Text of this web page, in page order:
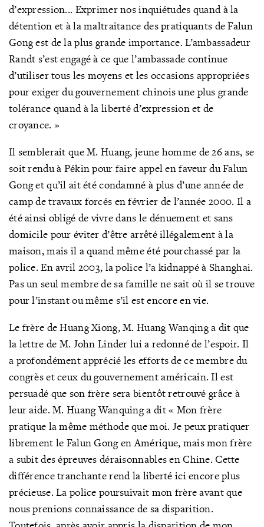
d’expression... Exprimer nos inquiétudes quand à la
détention et à la maltraitance des pratiquants de Falun
Gong est de la plus grande importance. L’ambassadeur
Randt s’est engagé à ce que l’ambassade continue
d’utiliser tous les moyens et les occasions appropriées
pour exiger du gouvernement chinois une plus grande
tolérance quand à la liberté d’expression et de
croyance. »
Il semblerait que M. Huang, jeune homme de 26 ans, se
soit rendu à Pékin pour faire appel en faveur du Falun
Gong et qu’il ait été condamné à plus d’une année de
camp de travaux forcés en février de l’année 2000. Il a
été ainsi obligé de vivre dans le dénuement et sans
domicile pour éviter d’être arrêté illégalement à la
maison, mais il a quand même été pourchassé par la
police. En avril 2003, la police l’a kidnappé à Shanghai.
Pas un seul membre de sa famille ne sait où il se trouve
pour l’instant ou même s’il est encore en vie.
Le frère de Huang Xiong, M. Huang Wanqing a dit que
la lettre de M. John Linder lui a redonné de l’espoir. Il
a profondément apprécié les efforts de ce membre du
congrès et ceux du gouvernement américain. Il est
persuadé que son frère sera bientôt retrouvé grâce à
leur aide. M. Huang Wanquing a dit « Mon frère
pratique la même méthode que moi. Je peux pratiquer
librement le Falun Gong en Amérique, mais mon frère
a subit des épreuves déraisonnables en Chine. Cette
différence tranchante rend la liberté ici encore plus
précieuse. La police poursuivait mon frère avant que
nous prenions connaissance de sa disparition.